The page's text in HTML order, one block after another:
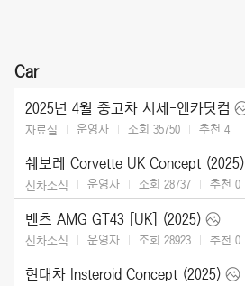
Car
2025년 4월 중고차 시세-엔카닷컴
자료실 운영자 조회 35750 추천 4
쉐보레 Corvette UK Concept (2025)
신차소식 운영자 조회 28737 추천 0
벤츠 AMG GT43 [UK] (2025)
신차소식 운영자 조회 28923 추천 0
현대차 Insteroid Concept (2025)